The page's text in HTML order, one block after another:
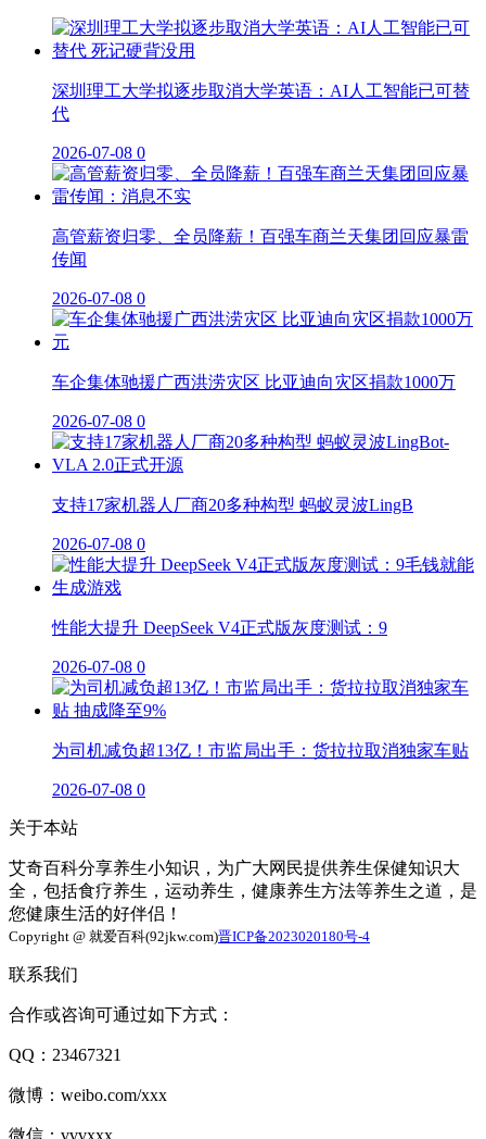
深圳理工大学拟逐步取消大学英语：AI人工智能已可替
代
2026-07-08 0
高管薪资归零、全员降薪！百强车商兰天集团回应暴雷
传闻
2026-07-08 0
车企集体驰援广西洪涝灾区 比亚迪向灾区捐款1000万
2026-07-08 0
支持17家机器人厂商20多种构型 蚂蚁灵波LingB
2026-07-08 0
性能大提升 DeepSeek V4正式版灰度测试：9
2026-07-08 0
为司机减负超13亿！市监局出手：货拉拉取消独家车贴
2026-07-08 0
关于本站
艾奇百科分享养生小知识，为广大网民提供养生保健知识大
全，包括食疗养生，运动养生，健康养生方法等养生之道，是
您健康生活的好伴侣！
Copyright @ 就爱百科(92jkw.com)晋ICP备2023020180号-4
联系我们
合作或咨询可通过如下方式：
QQ：23467321
微博：weibo.com/xxx
微信：vvvxxx